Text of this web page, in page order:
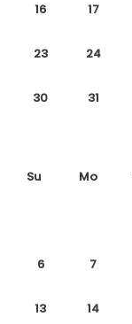
16 17
23 24
30 31
Su Mo
6 7
13 14